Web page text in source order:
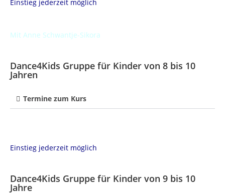
Einstieg jederzeit möglich
Mit Anne Schwantje-Sikora
Dance4Kids Gruppe für Kinder von 8 bis 10
Jahren
Termine zum Kurs
Einstieg jederzeit möglich
Dance4Kids Gruppe für Kinder von 9 bis 10
Jahre